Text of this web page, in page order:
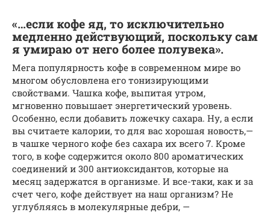
«…если кофе яд, то исключительно
медленно действующий, поскольку сам
я умираю от него более полувека».
Мега популярность кофе в современном мире во
многом обусловлена его тонизирующими
свойствами. Чашка кофе, выпитая утром,
мгновенно повышает энергетический уровень.
Особенно, если добавить ложечку сахара. Ну, а если
вы считаете калории, то для вас хорошая новость,—
в чашке черного кофе без сахара их всего 7. Кроме
того, в кофе содержится около 800 ароматических
соединений и 300 антиоксидантов, которые на
месяц задержатся в организме. И все-таки, как и за
счет чего, кофе действует на наш организм? Не
углубляясь в молекулярные дебри, —